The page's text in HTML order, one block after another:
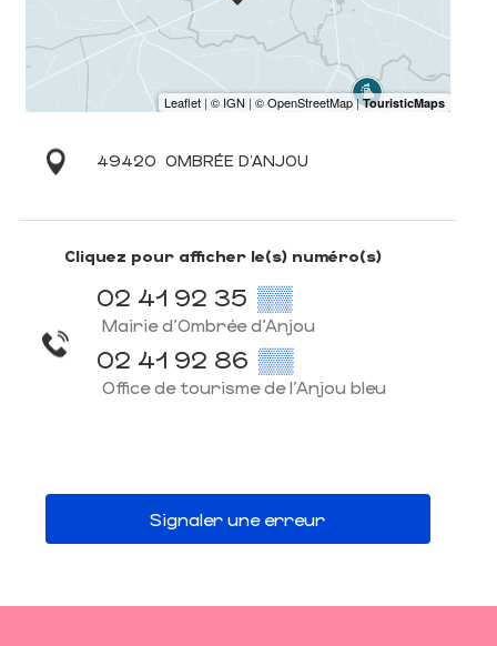
49420 OMBRÉE D'ANJOU
Cliquez pour afficher le(s) numéro(s)
02 41 92 35 ▒▒
Mairie d'Ombrée d'Anjou
02 41 92 86 ▒▒
Office de tourisme de l'Anjou bleu
Signaler une erreur